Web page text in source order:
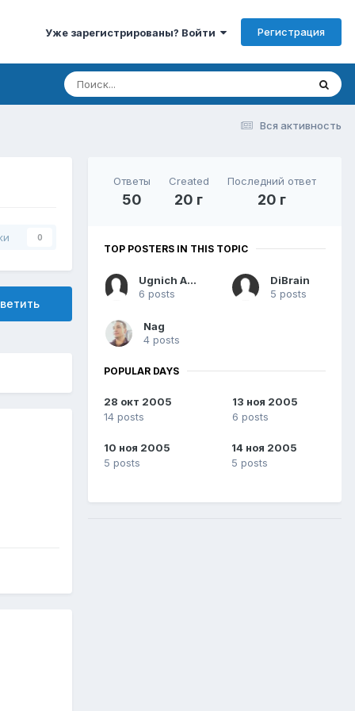
Уже зарегистрированы? Войти Регистрация
Вся активность
0
Ответы
50
Created
20 г
Последний ответ
20 г
TOP POSTERS IN THIS TOPIC
Ugnich Anton
6 posts
DiBrain
5 posts
Nag
4 posts
POPULAR DAYS
28 окт 2005
14 posts
13 ноя 2005
6 posts
10 ноя 2005
5 posts
14 ноя 2005
5 posts